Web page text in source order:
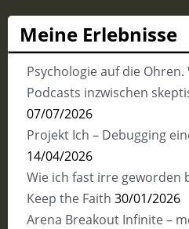
Meine Erlebnisse
Psychologie auf die
Podcasts inzwischen
07/07/2026
Projekt Ich – Debugging
14/04/2026
Wie ich fast irre geworden
Keep the Faith 30/01/2026
Arena Breakout Infinite –